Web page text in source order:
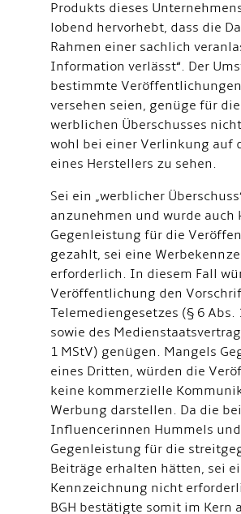
Produkts dieses
lobend hervorhebt, dass die
Rahmen einer sachlich
Information verlässt“. Der
bestimmte Veröffentlichungen
versehen seien, genüge für
werblichen Überschusses
wohl bei einer Verlinkung auf
eines Herstellers zu sehen.
Sei ein „werblicher
anzunehmen und wurde auch
Gegenleistung für die
gezahlt, sei eine
erforderlich. In diesem Fall
Veröffentlichung den
Telemediengesetzes (§ 6 Abs.
sowie des
1 MStV) genügen. Mangels
eines Dritten, würden die
keine kommerzielle
Werbung darstellen. Da die
Influencerinnen Hummels
Gegenleistung für die
Beiträge erhalten hätten, sei
Kennzeichnung nicht
BGH bestätigte somit im Kern